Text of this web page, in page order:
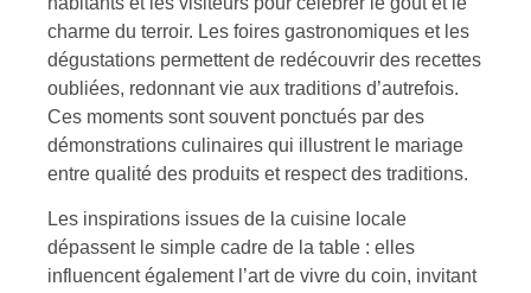
charme du terroir. Les foires gastronomiques et les
dégustations permettent de redécouvrir des recettes
oubliées, redonnant vie aux traditions d’autrefois.
Ces moments sont souvent ponctués par des
démonstrations culinaires qui illustrent le mariage
entre qualité des produits et respect des traditions.
Les inspirations issues de la cuisine locale
dépassent le simple cadre de la table : elles
influencent également l’art de vivre du coin, invitant